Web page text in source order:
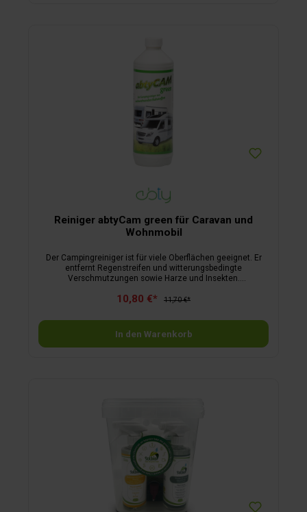
Reiniger abtyCam green für Caravan und
Wohnmobil
Der Campingreiniger ist für viele Oberflächen geeignet. Er
entfernt Regenstreifen und witterungsbedingte
Verschmutzungen sowie Harze und Insekten.
Campingbereich gebraucht wird – sowohl innen als auch
der Reiniger verwendet werden.
10,80 €* 11,70 €*
In den Warenkorb